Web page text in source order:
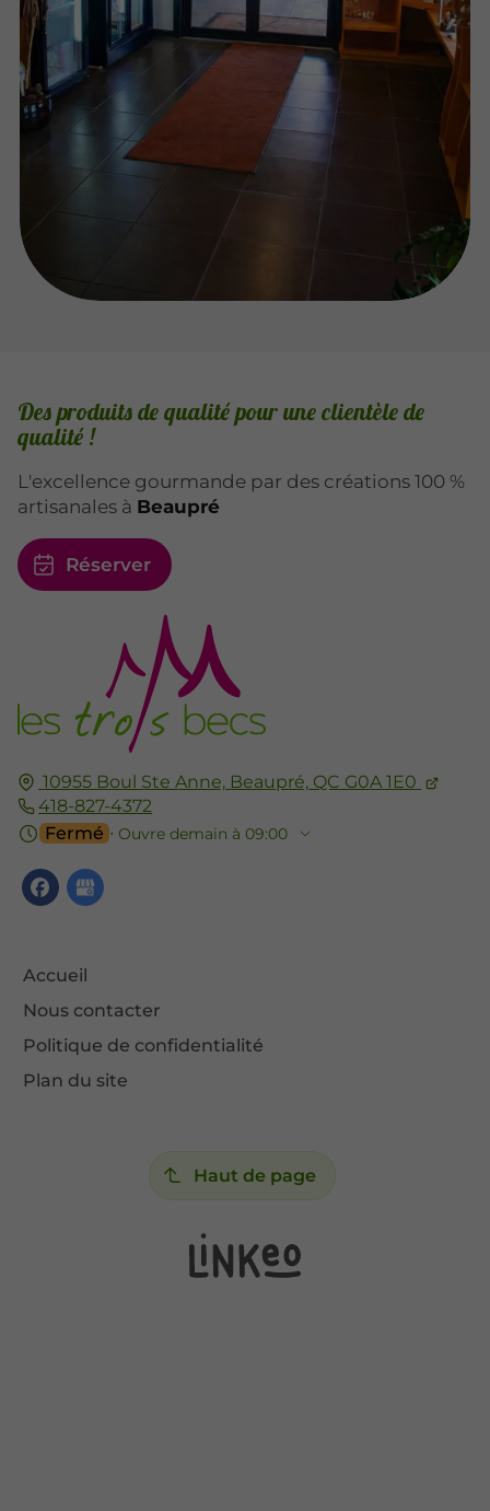
10955 Boul Ste Anne, Beaupré, QC G0A 1E0
418-827-4372
Fermé ⋅ Ouvre demain à 09:00
Accueil
Nous contacter
Politique de confidentialité
Plan du site
Des produits de qualité pour une clientèle de
qualité !
L'excellence gourmande par des créations 100 %
artisanales à Beaupré
Réserver
Haut de page